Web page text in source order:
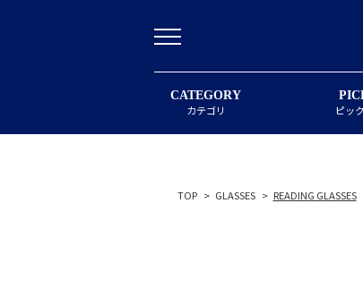
CATEGORY
カテゴリ ピッ
TOP > GLASSES > READING GLASSES